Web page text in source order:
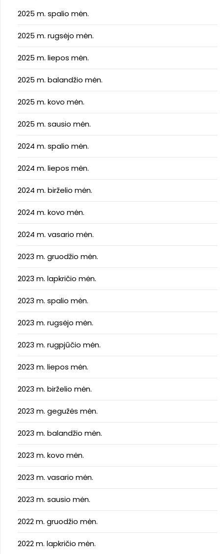
2025 m. spalio mėn.
2025 m. rugsėjo mėn.
2025 m. liepos mėn.
2025 m. balandžio mėn.
2025 m. kovo mėn.
2025 m. sausio mėn.
2024 m. spalio mėn.
2024 m. liepos mėn.
2024 m. birželio mėn.
2024 m. kovo mėn.
2024 m. vasario mėn.
2023 m. gruodžio mėn.
2023 m. lapkričio mėn.
2023 m. spalio mėn.
2023 m. rugsėjo mėn.
2023 m. rugpjūčio mėn.
2023 m. liepos mėn.
2023 m. birželio mėn.
2023 m. gegužės mėn.
2023 m. balandžio mėn.
2023 m. kovo mėn.
2023 m. vasario mėn.
2023 m. sausio mėn.
2022 m. gruodžio mėn.
2022 m. lapkričio mėn.